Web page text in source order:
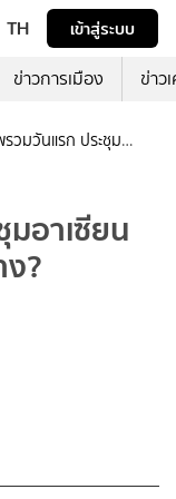
TH
เข้าสู่ระบบ
ข่าวการเมือง ข่าว
วมวันแรก ประชุม
อาเซียน
?